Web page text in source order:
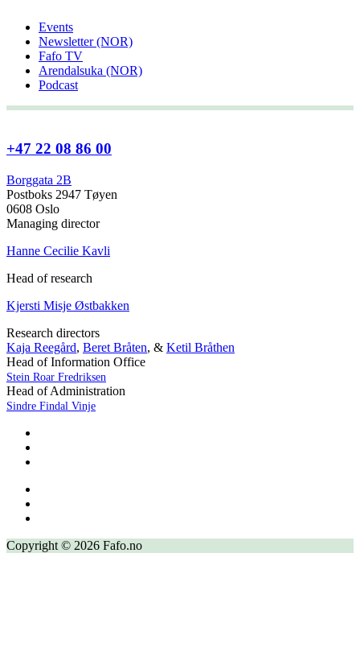
Events
Newsletter (NOR)
Fafo TV
Arendalsuka (NOR)
Podcast
+47 22 08 86 00
Borggata 2B
Postboks 2947 Tøyen
0608 Oslo
Managing director
Hanne Cecilie Kavli
Head of research
Kjersti Misje Østbakken
Research directors
Kaja Reegård, Beret Bråten, & Ketil Bråthen
Head of Information Office
Stein Roar Fredriksen
Head of Administration
Sindre Findal Vinje
Copyright © 2026 Fafo.no